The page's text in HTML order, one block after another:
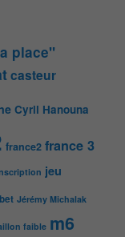
place"
casteur
Cyril Hanouna
france2 france 3
jeu
Jérémy Michalak
faible m6